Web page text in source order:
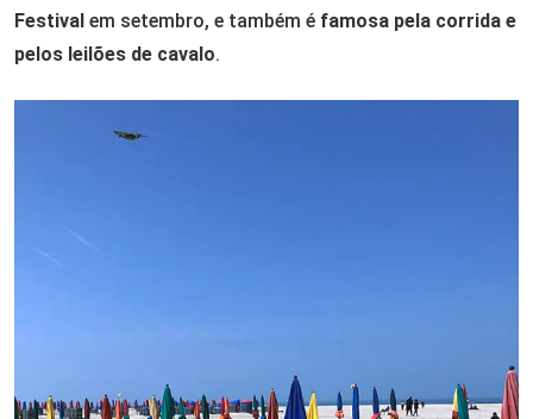
Festival em setembro, e também é famosa pela corrida e
pelos leilões de cavalo.